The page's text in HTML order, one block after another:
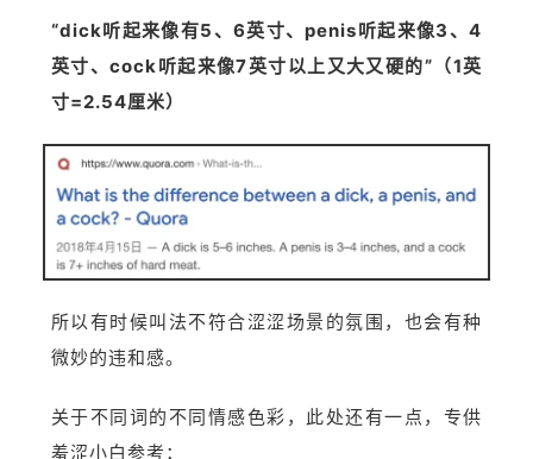
“dick听起来像有5、6英寸、penis听起来像3、4
英寸、cock听起来像7英寸以上又大又硬的”（1英
寸=2.54厘米）
所以有时候叫法不符合涩涩场景的氛围，也会有种
微妙的违和感。
关于不同词的不同情感色彩，此处还有一点，专供
羞涩小白参考：